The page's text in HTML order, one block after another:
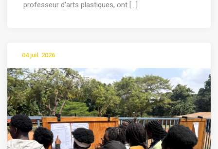
professeur d'arts plastiques, ont [...]
04 juil. 2026